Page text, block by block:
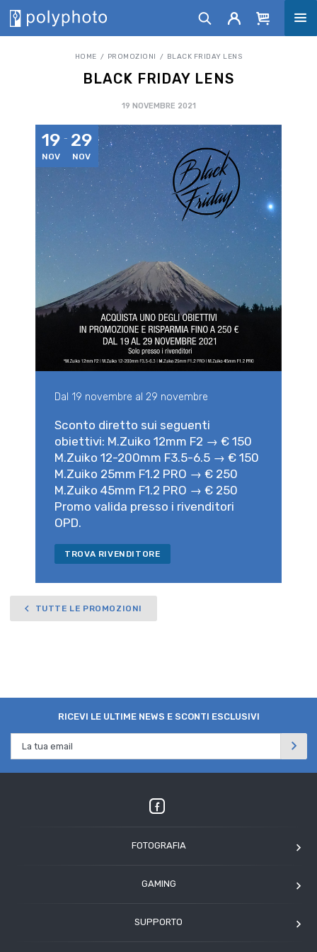
HOME PROMOZIONI BLACK FRIDAY LENS
BLACK FRIDAY LENS
19 NOVEMBRE 2021
19
NOV
29
NOV
Dal 19 novembre al 29 novembre
Sconto diretto sui seguenti
obiettivi: M.Zuiko 12mm F2 → € 150
M.Zuiko 12-200mm F3.5-6.5 → € 150
M.Zuiko 25mm F1.2 PRO → € 250
M.Zuiko 45mm F1.2 PRO → € 250
Promo valida presso i rivenditori
OPD.
TROVA RIVENDITORE
TUTTE LE PROMOZIONI
RICEVI LE ULTIME NEWS E SCONTI ESCLUSIVI
FOTOGRAFIA
Angelbird
GAMING
SUPPORTO